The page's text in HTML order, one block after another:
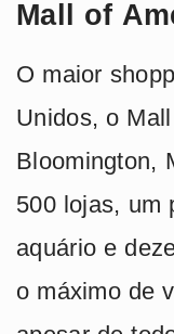
Mall of
O maior
Unidos, o
Bloomington,
500 lojas, um
aquário e
o máximo de